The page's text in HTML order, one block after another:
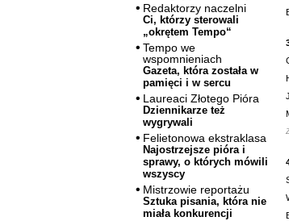
Redaktorzy naczelni
Ci, którzy sterowali
„okrętem Tempo“
Tempo we
wspomnieniach
Gazeta, która została w
pamięci i w sercu
Laureaci Złotego Pióra
Dziennikarze też
wygrywali
Felietonowa ekstraklasa
Najostrzejsze pióra i
sprawy, o których mówili
wszyscy
Mistrzowie reportażu
Sztuka pisania, która nie
miała konkurencji